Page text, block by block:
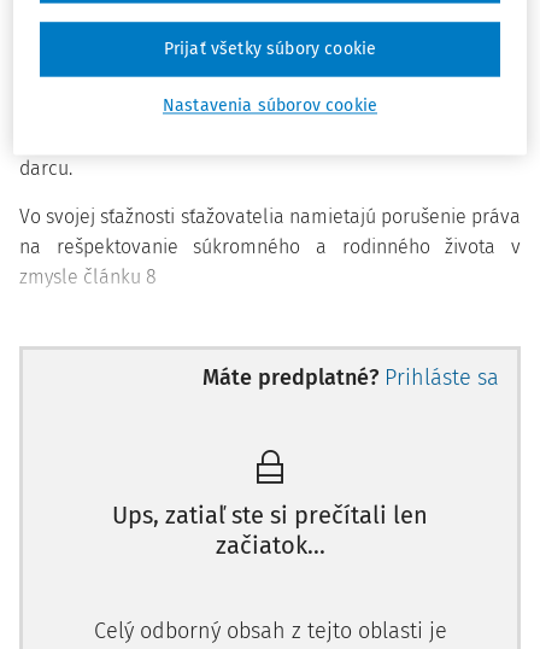
účinnosť nový právny systém na získanie prístupu k
informácii o pôvode osoby. Podľa novej právnej úpravy
jednotlivci, ktorí sa narodili pred účinnosťou novej reformy,
mali možnosť získať informácie o svojom pôvode.
darcu.
Vo svojej sťažnosti sťažovatelia namietajú porušenie práva
na rešpektovanie súkromného a rodinného života v
zmysle článku 8
Máte predplatné? Prihláste sa
Ups, zatiaľ ste si prečítali len
začiatok...
Celý odborný obsah z tejto oblasti je
Nastavenia súborov cookie
Prijať všetky súbory cookie